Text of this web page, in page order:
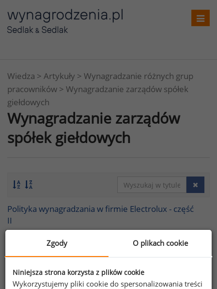
Wiedza > Artykuły > Wynagradzanie różnych grup
pracowników > Wynagradzanie zarządów spółek
giełdowych
Wynagradzanie zarządów
spółek giełdowych
Polityka wynagradzania w firmie Electrolux - część
II
Nowe tendencje w wynagradzaniu amerykańskich
prezesów
Najnowsze tendencje w wynagradzaniu akcjami
Zgody O plikach cookie
Niniejsza strona korzysta z plików cookie
Wykorzystujemy pliki cookie do spersonalizowania treści